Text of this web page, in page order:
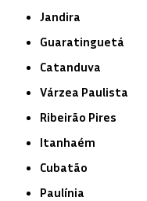
Jandira
Guaratinguetá
Catanduva
Várzea Paulista
Ribeirão Pires
Itanhaém
Cubatão
Paulínia